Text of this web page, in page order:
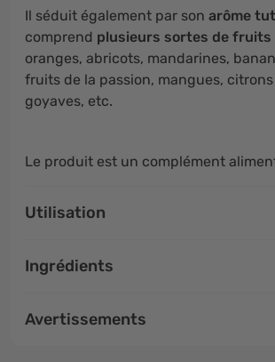
Il séduit également par son arôme
comprend plusieurs sortes de fruits
oranges, abricots, mandarines,
fruits de la passion, mangues,
goyaves, etc.
Le produit est un complément
Utilisation
Ingrédients
Avertissements